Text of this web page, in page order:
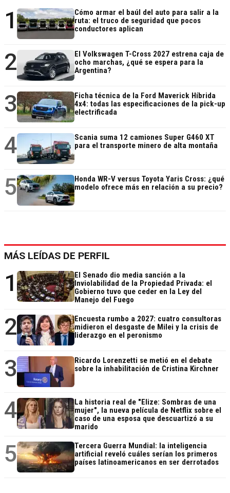
1
Cómo armar el baúl del auto para salir a la
ruta: el truco de seguridad que pocos
conductores aplican
2
El Volkswagen T-Cross 2027 estrena caja de
ocho marchas, ¿qué se espera para la
Argentina?
3
Ficha técnica de la Ford Maverick Híbrida
4x4: todas las especificaciones de la pick-up
electrificada
4
Scania suma 12 camiones Super G460 XT
para el transporte minero de alta montaña
5
Honda WR-V versus Toyota Yaris Cross: ¿qué
modelo ofrece más en relación a su precio?
MÁS LEÍDAS DE PERFIL
1
El Senado dio media sanción a la
Inviolabilidad de la Propiedad Privada: el
Gobierno tuvo que ceder en la Ley del
Manejo del Fuego
2
Encuesta rumbo a 2027: cuatro consultoras
midieron el desgaste de Milei y la crisis de
liderazgo en el peronismo
3
Ricardo Lorenzetti se metió en el debate
sobre la inhabilitación de Cristina Kirchner
4
La historia real de "Elize: Sombras de una
mujer", la nueva película de Netflix sobre el
caso de una esposa que descuartizó a su
marido
5
Tercera Guerra Mundial: la inteligencia
artificial reveló cuáles serían los primeros
países latinoamericanos en ser derrotados